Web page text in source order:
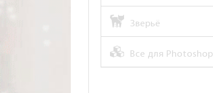
Зверьё
Все для Photoshop